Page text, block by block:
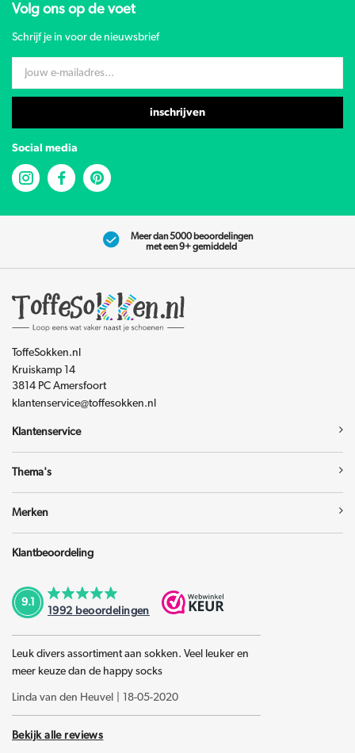
Volg ons op de voet
Schrijf je in voor de nieuwsbrief
inschrijven
Social media
Meer dan 5000 beoordelingen
met een 9+ gemiddeld
ToffeSokken.nl
Kruiskamp 14
3814 PC Amersfoort
klantenservice@toffesokken.nl
Klantenservice
Thema's
Merken
Klantbeoordeling
9.1
1992 beoordelingen
Leuk divers assortiment aan sokken. Veel leuker en
meer keuze dan de happy socks
Linda van den Heuvel 18-05-2020
Bekijk alle reviews